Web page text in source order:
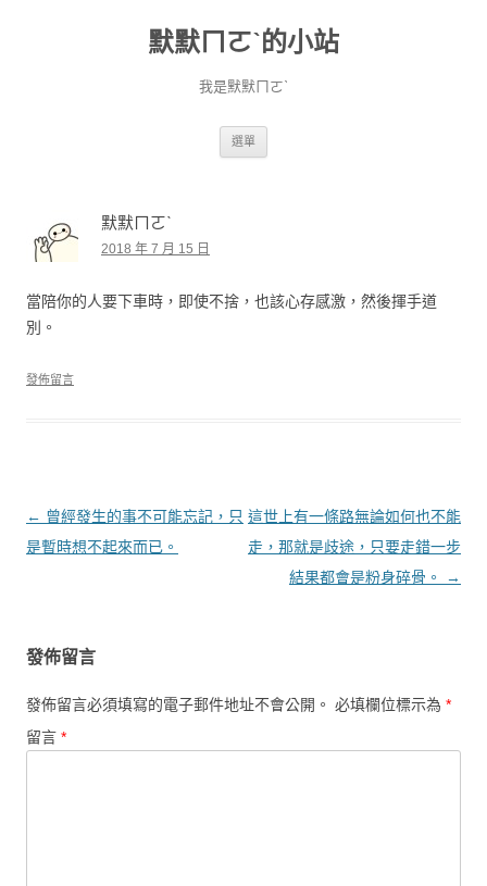
默默ㄇㄛˋ的小站
我是默默ㄇㄛˋ
選單
默默ㄇㄛˋ
2018 年 7 月 15 日
當陪你的人要下車時，即使不捨，也該心存感激，然後揮手道
別。
發佈留言
文章導覽
← 曾經發生的事不可能忘記，只
是暫時想不起來而已。
這世上有一條路無論如何也不能
走，那就是歧途，只要走錯一步
結果都會是粉身碎骨。
→
發佈留言
發佈留言必須填寫的電子郵件地址不會公開。 必填欄位標示為 *
留言 *